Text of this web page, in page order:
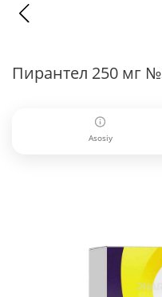
Пирантел 250 мг
Asosiy